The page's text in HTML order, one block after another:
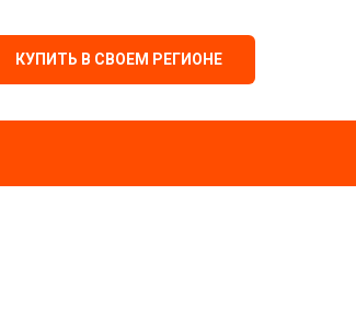
КУПИТЬ В СВОЕМ РЕГИОНЕ